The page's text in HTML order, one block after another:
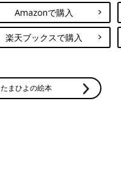
Amazonで購入
楽天ブックスで購入
たまひよの絵本